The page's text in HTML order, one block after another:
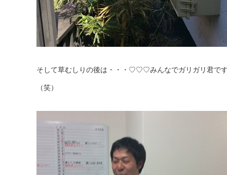
そして草むしりの後は・・・♡♡♡みんなでガリガリ君で
（笑）